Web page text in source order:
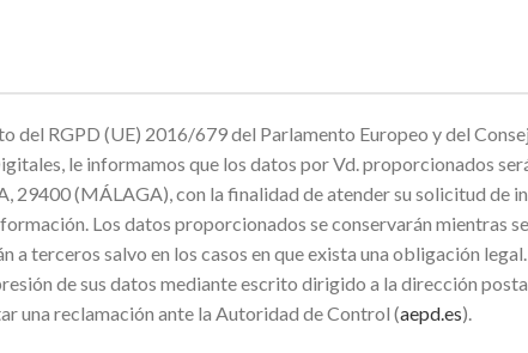
del RGPD (UE) 2016/679 del Parlamento Europeo y del
le informamos que los datos por Vd. proporcionados
29400 (MÁLAGA), con la finalidad de atender su solicitud de
Los datos proporcionados se conservarán mientras
a terceros salvo en los casos en que exista una obligación
de sus datos mediante escrito dirigido a la dirección
una reclamación ante la Autoridad de Control (aepd.es).